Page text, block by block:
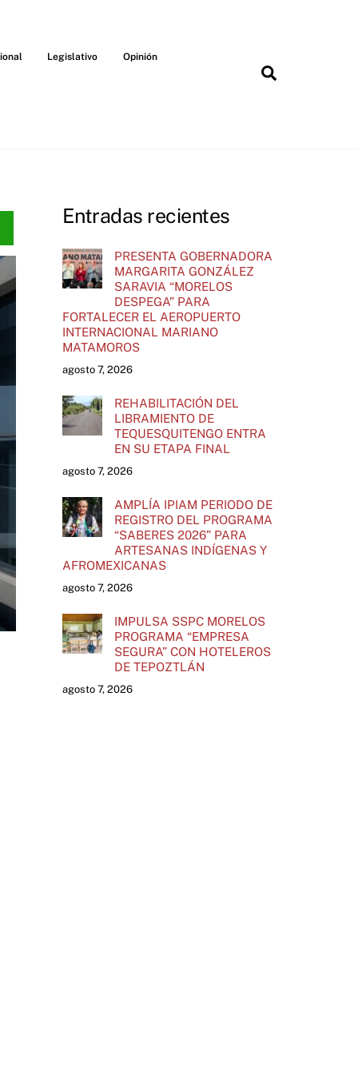
Legislativo Opinión
Entradas recientes
PRESENTA GOBERNADORA
MARGARITA GONZÁLEZ
SARAVIA “MORELOS
DESPEGA” PARA
FORTALECER EL AEROPUERTO
INTERNACIONAL MARIANO
MATAMOROS
agosto 7, 2026
REHABILITACIÓN DEL
LIBRAMIENTO DE
TEQUESQUITENGO ENTRA
EN SU ETAPA FINAL
agosto 7, 2026
AMPLÍA IPIAM PERIODO DE
REGISTRO DEL PROGRAMA
“SABERES 2026” PARA
ARTESANAS INDÍGENAS Y
AFROMEXICANAS
agosto 7, 2026
IMPULSA SSPC MORELOS
PROGRAMA “EMPRESA
SEGURA” CON HOTELEROS
DE TEPOZTLÁN
agosto 7, 2026